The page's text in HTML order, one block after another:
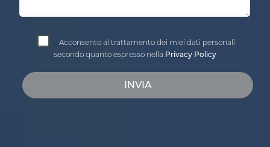
Acconsento al trattamento dei miei dati personali
secondo quanto espresso nella Privacy Policy
INVIA